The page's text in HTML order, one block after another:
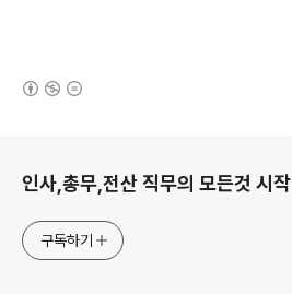
인사,총무,전산 직무의 모든것 시작
구독하기